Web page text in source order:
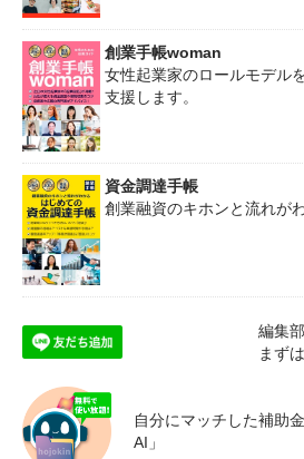
創業手帳woman
女性起業家のロールモデル
支援します。
資金調達手帳
創業融資のキホンと流れが
編集
まず
自分にマッチした補助
AI」